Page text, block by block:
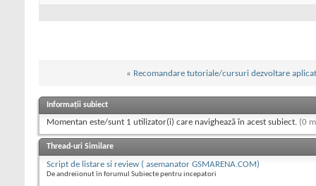
« Recomandare tutoriale/cursuri dezvoltare
Informații subiect
Momentan este/sunt 1 utilizator(i) care navighează în acest subiect. (0
Thread-uri Similare
Script de listare si review ( asemanator GSMARENA.COM)
De andreiionut în forumul Subiecte pentru incepatori